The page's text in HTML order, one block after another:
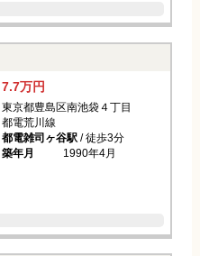
7.7万円
東京都豊島区南池袋４丁目
都電荒川線
都電雑司ヶ谷駅/ 徒歩3分
築年月
1990年4月